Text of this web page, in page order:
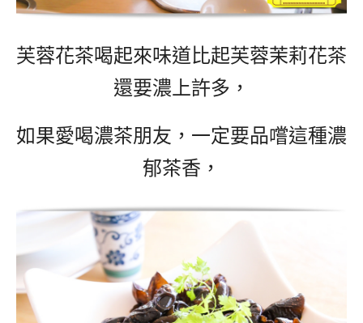
芙蓉花茶喝起來味道比起芙蓉茉莉花茶
還要濃上許多，
如果愛喝濃茶朋友，一定要品嚐這種濃
郁茶香，